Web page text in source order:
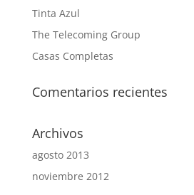
Tinta Azul
The Telecoming Group
Casas Completas
Comentarios recientes
Archivos
agosto 2013
noviembre 2012